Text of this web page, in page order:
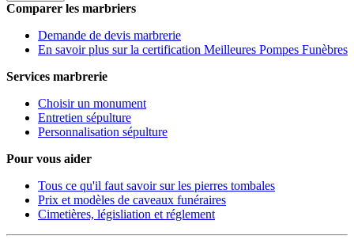
Comparer les marbriers
Demande de devis marbrerie
En savoir plus sur la certification Meilleures Pompes Funèbres
Services marbrerie
Choisir un monument
Entretien sépulture
Personnalisation sépulture
Pour vous aider
Tous ce qu'il faut savoir sur les pierres tombales
Prix et modèles de caveaux funéraires
Cimetières, législiation et réglement